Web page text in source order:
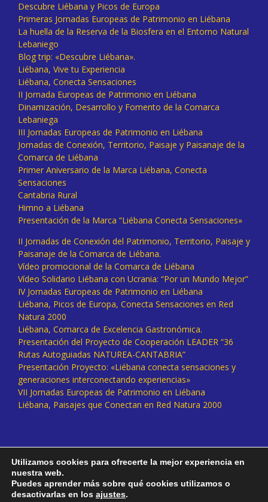
Descubre Liébana y Picos de Europa
Primeras Jornadas Europeas de Patrimonio en Liébana
La huella de la Reserva de la Biosfera en el Entorno Natural
Lebaniego
Blog trip: «Descubre Liébana».
Liébana, Vive tu Experiencia
Liébana, Conecta Sensaciones
II Jornada Europeas de Patrimonio en Liébana
Dinamización, Desarrollo y Fomento de la Comarca
Lebaniega
III Jornadas Europeas de Patrimonio en Liébana
Jornadas de Conexión, Territorio, Paisaje y Paisanaje de la
Comarca de Liébana
Primer Aniversario de la Marca Liébana, Conecta
Sensaciones
Cantabria Rural
Himno a Liébana
Presentación de la Marca “Liébana Conecta Sensaciones»
II Jornadas de Conexión del Patrimonio, Territorio, Paisaje y
Paisanaje de la Comarca de Liébana.
Vídeo promocional de la Comarca de Liébana
Vídeo Solidario Liébana con Ucrania: “Por un Mundo Mejor”
IV Jornadas Europeas de Patrimonio en Liébana
Liébana, Picos de Europa, Conecta Sensaciones en Red
Natura 2000
Liébana, Comarca de Excelencia Gastronómica.
Presentación del Proyecto de Cooperación LEADER “36
Rutas Autoguiadas NATUREA-CANTABRIA”
Presentación Proyecto: «Liébana conecta sensaciones y
generaciones interconectando experiencias»
VII Jornadas Europeas de Patrimonio en Liébana
Liébana, Paisajes que Conectan en Red Natura 2000
Utilizamos cookies para ofrecerte la mejor experiencia en
nuestra web.
Puedes aprender más sobre qué cookies utilizamos o
desactivarlas en los ajustes.